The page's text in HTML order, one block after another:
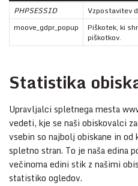
PHPSESSID Vzpostavitev
moove_gdpr_popup
Piškotek, ki
piškotkov.
Statistika
Upravljalci spletnega mesta
vedeti, kje se naši obiskovalci
vsebin so najbolj obiskane in od
spletno stran. To je naša edina
večinoma edini stik z našimi
statistiko ogledov.